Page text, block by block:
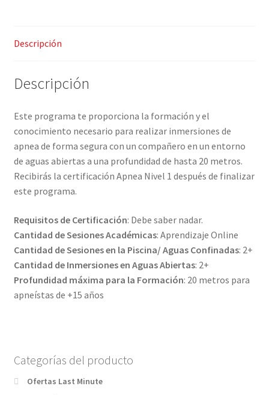
Descripción
Descripción
Este programa te proporciona la formación y el
conocimiento necesario para realizar inmersiones de
apnea de forma segura con un compañero en un entorno
de aguas abiertas a una profundidad de hasta 20 metros.
Recibirás la certificación Apnea Nivel 1 después de finalizar
este programa.
Requisitos de Certificación: Debe saber nadar.
Cantidad de Sesiones Académicas: Aprendizaje Online
Cantidad de Sesiones en la Piscina/ Aguas Confinadas: 2+
Cantidad de Inmersiones en Aguas Abiertas: 2+
Profundidad máxima para la Formación: 20 metros para
apneístas de +15 años
Categorías del producto
Ofertas Last Minute